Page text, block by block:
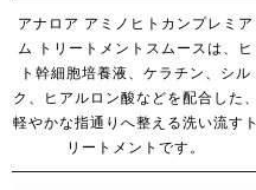
アナロア アミノヒトカンプレミア
ム トリートメントスムースは、ヒ
ト幹細胞培養液、ケラチン、シル
ク、ヒアルロン酸などを配合した、
軽やかな指通りへ整える洗い流すト
リートメントです。